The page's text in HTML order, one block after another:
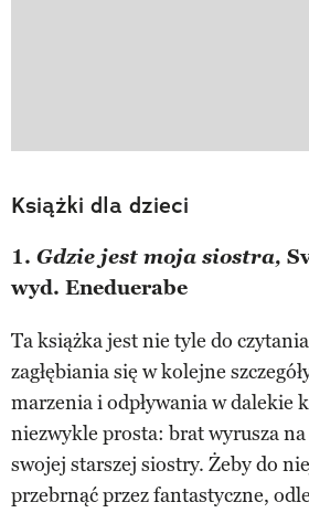
Książki dla dzieci
1. Gdzie jest moja siostra,
wyd. Eneduerabe
Ta książka jest nie tyle do
zagłębiania się w kolejne
marzenia i odpływania w dalekie
niezwykle prosta: brat wyrusza
swojej starszej siostry. Żeby do
przebrnąć przez fantastyczne,